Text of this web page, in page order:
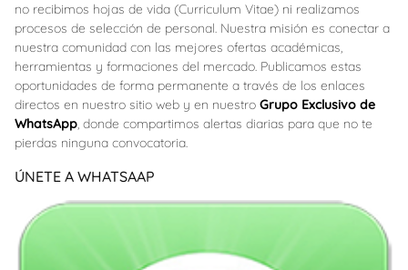
no recibimos hojas de vida (Curriculum Vitae) ni realizamos
procesos de selección de personal. Nuestra misión es conectar a
nuestra comunidad con las mejores ofertas académicas,
herramientas y formaciones del mercado. Publicamos estas
oportunidades de forma permanente a través de los enlaces
directos en nuestro sitio web y en nuestro Grupo Exclusivo de
WhatsApp, donde compartimos alertas diarias para que no te
pierdas ninguna convocatoria.
ÚNETE A WHATSAAP